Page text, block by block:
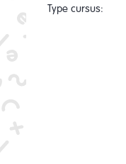
Type cursus: